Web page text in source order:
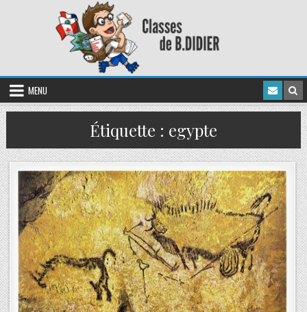
MENU
Étiquette : egypte